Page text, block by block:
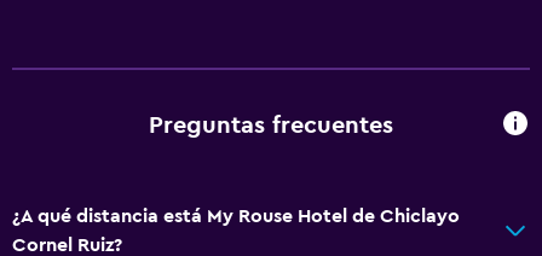
Preguntas frecuentes
¿A qué distancia está My Rouse Hotel de Chiclayo
Cornel Ruiz?